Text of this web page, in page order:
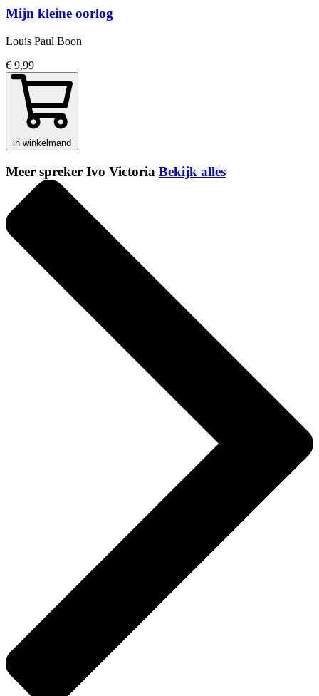
Mijn kleine oorlog
Louis Paul Boon
€ 9,99
in winkelmand
Meer spreker Ivo Victoria Bekijk alles